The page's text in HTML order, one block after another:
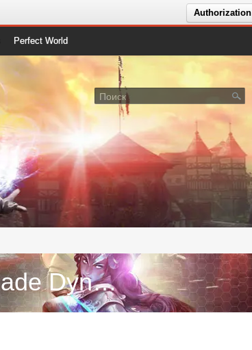
Authorization
Perfect World
Голосование за сервер Jade Dynasty Online